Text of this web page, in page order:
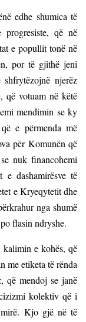
edhe shumica të
që në
e popullit tonë në
por të gjithë jeni
njerëz
që votuam në këtë
mendimin se ky
e përmenda më
për Komunën që
nuk financohemi
e dashamirësve të
e Kryeqytetit dhe
nga shumë
flasin ndryshe.
e kohës, që
me etiketa të rënda
që mendoj se janë
kolektiv që i
Kjo gjë në të